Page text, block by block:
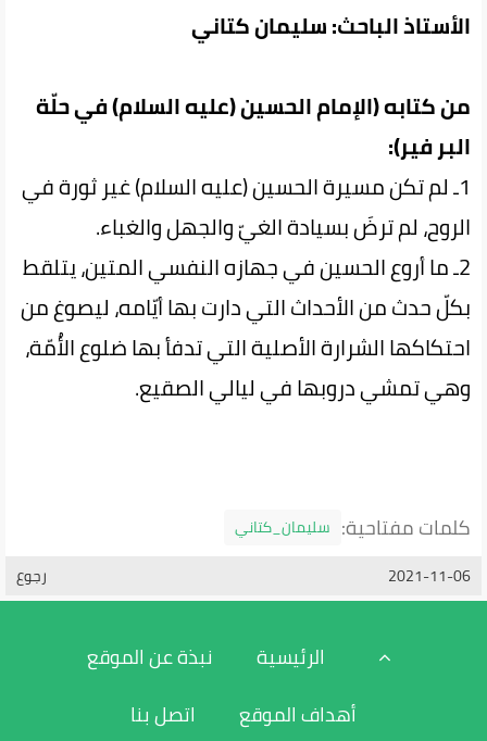
الأستاذ الباحث: سليمان كتاني
من كتابه (الإمام الحسين (عليه السلام) في حلّة
البر فير):
1ـ لم تكن مسيرة الحسين (عليه السلام) غير ثورة في
الروح، لم ترضَ بسيادة الغيّ والجهل والغباء.
2ـ ما أروع الحسين في جهازه النفسي المتين، يتلقط
بكلّ حدث من الأحداث التي دارت بها أيّامه، ليصوغ من
احتكاكها الشرارة الأصلية التي تدفأ بها ضلوع الأُمّة،
وهي تمشي دروبها في ليالي الصقيع.
كلمات مفتاحية: سليمان_كتاني
رجوع
2021-11-06
الرئيسية
نبذة عن الموقع
أهداف الموقع
اتصل بنا